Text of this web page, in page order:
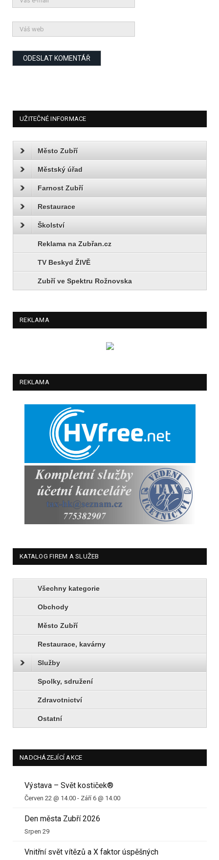
UŽITEČNÉ INFORMACE
Město Zubří
Městský úřad
Farnost Zubří
Restaurace
Školství
Reklama na Zubřan.cz
TV Beskyd ŽIVĚ
Zubří ve Spektru Rožnovska
REKLAMA
REKLAMA
KATALOG FIREM A SLUŽEB
Všechny kategorie
Obchody
Město Zubří
Restaurace, kavárny
Služby
Spolky, sdružení
Zdravotnictví
Ostatní
NADCHÁZEJÍCÍ AKCE
Výstava – Svět kostiček®
Červen 22 @ 14.00 - Září 6 @ 14.00
Den města Zubří 2026
Srpen 29
Vnitřní svět vítězů a X faktor úspěšných